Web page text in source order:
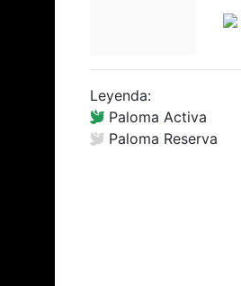
Leyenda:
Paloma Activa
Paloma Reserva